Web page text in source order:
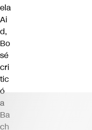
ela
Ai
d,
Bo
sé
cri
tic
ó
a
Ba
ch